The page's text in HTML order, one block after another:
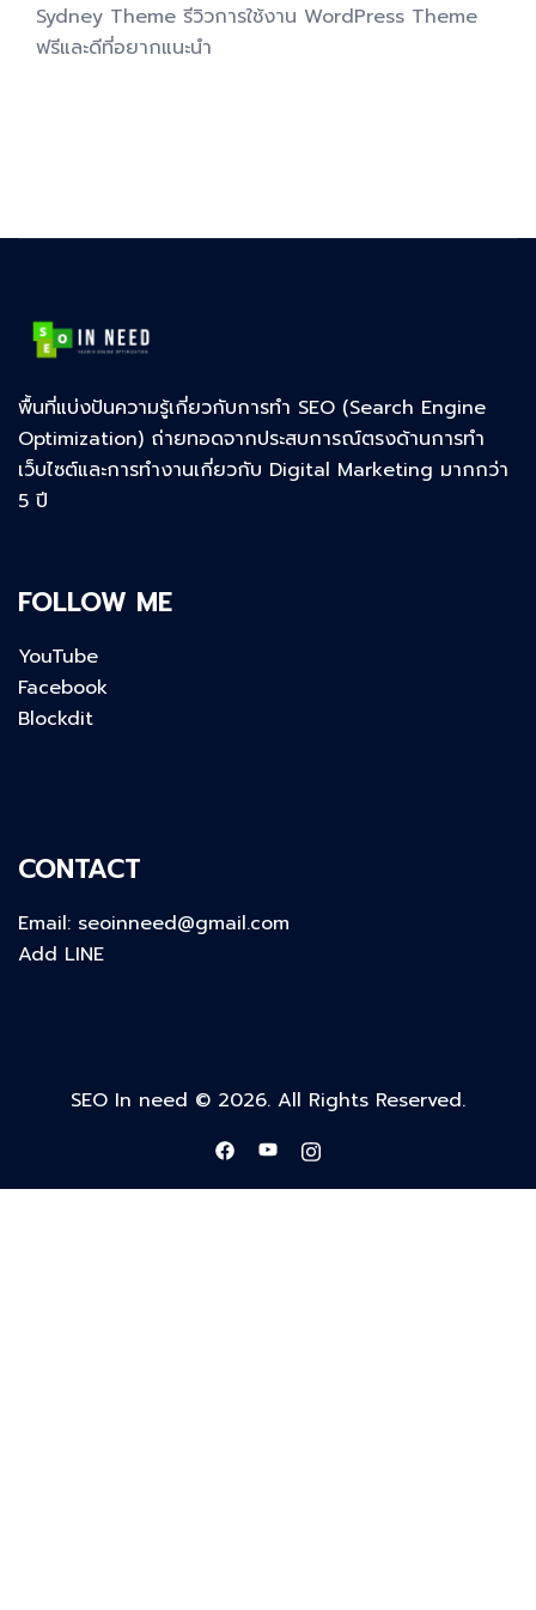
Sydney Theme รีวิวการใช้งาน WordPress Theme
ฟรีและดีที่อยากแนะนำ
พื้นที่แบ่งปันความรู้เกี่ยวกับการทำ SEO (Search Engine
Optimization) ถ่ายทอดจากประสบการณ์ตรงด้านการทำ
เว็บไซต์และการทำงานเกี่ยวกับ Digital Marketing มากกว่า
5 ปี
FOLLOW ME
YouTube
Facebook
Blockdit
CONTACT
Email: seoinneed@gmail.com
Add LINE
SEO In need © 2026. All Rights Reserved.